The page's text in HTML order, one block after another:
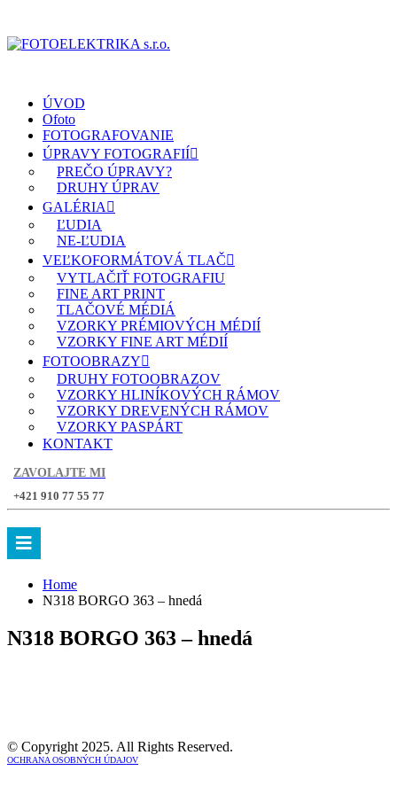
ÚVOD
Ofoto
FOTOGRAFOVANIE
ÚPRAVY FOTOGRAFIÍ
PREČO ÚPRAVY?
DRUHY ÚPRAV
GALÉRIA
ĽUDIA
NE-ĽUDIA
VEĽKOFORMÁTOVÁ TLAČ
VYTLAČIŤ FOTOGRAFIU
FINE ART PRINT
TLAČOVÉ MÉDIÁ
VZORKY PRÉMIOVÝCH MÉDIÍ
VZORKY FINE ART MÉDIÍ
FOTOOBRAZY
DRUHY FOTOOBRAZOV
VZORKY HLINÍKOVÝCH RÁMOV
VZORKY DREVENÝCH RÁMOV
VZORKY PASPÁRT
KONTAKT
ZAVOLAJTE MI
+421 910 77 55 77
Home
N318 BORGO 363 – hnedá
N318 BORGO 363 – hnedá
© Copyright 2025. All Rights Reserved.
OCHRANA OSOBNÝCH ÚDAJOV